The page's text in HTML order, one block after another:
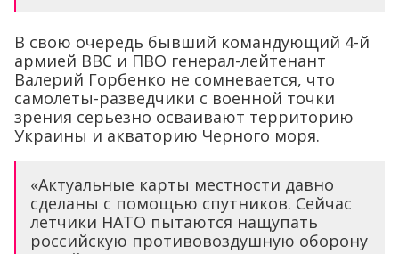
В свою очередь бывший командующий 4-й
армией ВВС и ПВО генерал-лейтенант
Валерий Горбенко не сомневается, что
самолеты-разведчики с военной точки
зрения серьезно осваивают территорию
Украины и акваторию Черного моря.
«Актуальные карты местности давно
сделаны с помощью спутников. Сейчас
летчики НАТО пытаются нащупать
российскую противовоздушную оборону